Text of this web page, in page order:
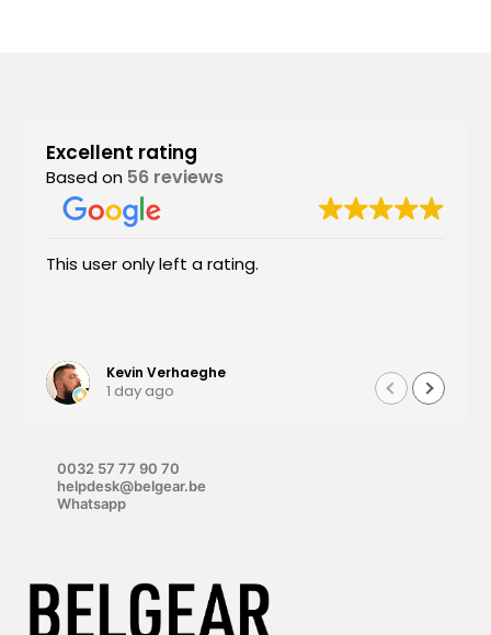
Excellent rating
Based on 56 reviews
This user only left a rating.
Kevin Verhaeghe
1 day ago
0032 57 77 90 70
helpdesk@belgear.be
Whatsapp